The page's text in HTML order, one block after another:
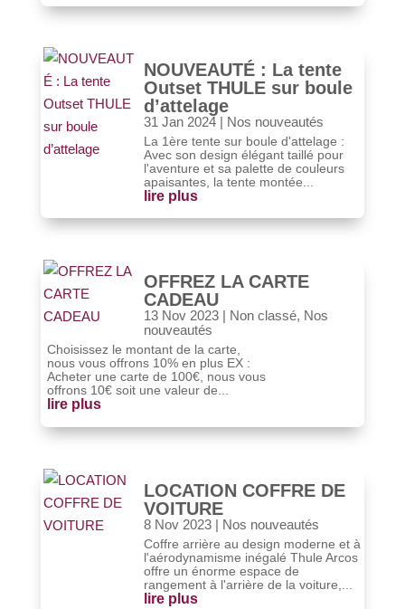
NOUVEAUTÉ : La tente
Outset THULE sur boule
d’attelage
31 Jan 2024 | Nos nouveautés
La 1ère tente sur boule d'attelage :
Avec son design élégant taillé pour
l'aventure et sa palette de couleurs
apaisantes, la tente montée...
lire plus
OFFREZ LA CARTE
CADEAU
13 Nov 2023 | Non classé, Nos
nouveautés
Choisissez le montant de la carte,
nous vous offrons 10% en plus EX :
Acheter une carte de 100€, nous vous
offrons 10€ soit une valeur de...
lire plus
LOCATION COFFRE DE
VOITURE
8 Nov 2023 | Nos nouveautés
Coffre arrière au design moderne et à
l'aérodynamisme inégalé Thule Arcos
offre un énorme espace de
rangement à l'arrière de la voiture,...
lire plus